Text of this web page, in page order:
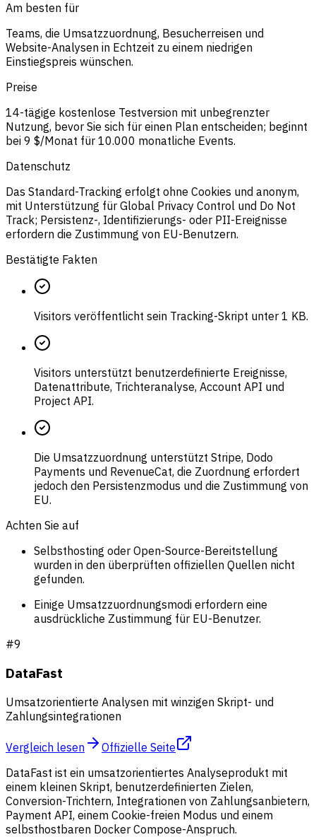
Am besten für
Teams, die Umsatzzuordnung, Besucherreisen und
Website-Analysen in Echtzeit zu einem niedrigen
Einstiegspreis wünschen.
Preise
14-tägige kostenlose Testversion mit unbegrenzter
Nutzung, bevor Sie sich für einen Plan entscheiden; beginnt
bei 9 $/Monat für 10.000 monatliche Events.
Datenschutz
Das Standard-Tracking erfolgt ohne Cookies und anonym,
mit Unterstützung für Global Privacy Control und Do Not
Track; Persistenz-, Identifizierungs- oder PII-Ereignisse
erfordern die Zustimmung von EU-Benutzern.
Bestätigte Fakten
Visitors veröffentlicht sein Tracking-Skript unter 1 KB.
Visitors unterstützt benutzerdefinierte Ereignisse,
Datenattribute, Trichteranalyse, Account API und
Project API.
Die Umsatzzuordnung unterstützt Stripe, Dodo
Payments und RevenueCat, die Zuordnung erfordert
jedoch den Persistenzmodus und die Zustimmung von
EU.
Achten Sie auf
Selbsthosting oder Open-Source-Bereitstellung
wurden in den überprüften offiziellen Quellen nicht
gefunden.
Einige Umsatzzuordnungsmodi erfordern eine
ausdrückliche Zustimmung für EU-Benutzer.
#9
DataFast
Umsatzorientierte Analysen mit winzigen Skript- und
Zahlungsintegrationen
Vergleich lesen
Offizielle Seite
DataFast ist ein umsatzorientiertes Analyseprodukt mit
einem kleinen Skript, benutzerdefinierten Zielen,
Conversion-Trichtern, Integrationen von Zahlungsanbietern,
Payment API, einem Cookie-freien Modus und einem
selbsthostbaren Docker Compose-Anspruch.